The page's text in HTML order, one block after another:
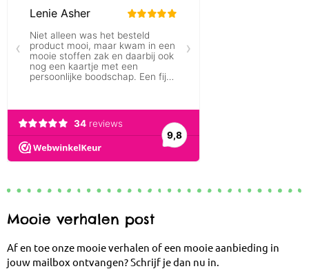
Mooie verhalen post
Af en toe onze mooie verhalen of een mooie aanbieding in
jouw mailbox ontvangen? Schrijf je dan nu in.